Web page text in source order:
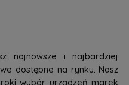
najnowsze i najbardziej
dostępne na rynku. Nasz
wybór urządzeń marek